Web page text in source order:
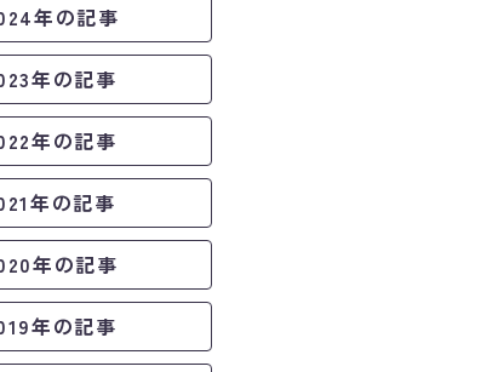
年の記事
年の記事
年の記事
年の記事
年の記事
年の記事